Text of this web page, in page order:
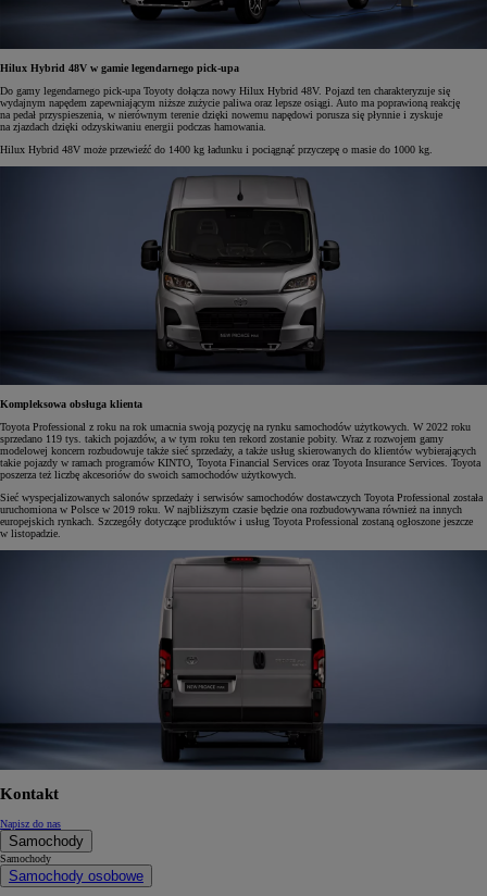
Hilux Hybrid 48V w gamie legendarnego pick-upa
Do gamy legendarnego pick-upa Toyoty dołącza nowy Hilux Hybrid 48V. Pojazd ten charakteryzuje się
wydajnym napędem zapewniającym niższe zużycie paliwa oraz lepsze osiągi. Auto ma poprawioną reakcję
na pedał przyspieszenia, w nierównym terenie dzięki nowemu napędowi porusza się płynnie i zyskuje
na zjazdach dzięki odzyskiwaniu energii podczas hamowania.
Hilux Hybrid 48V może przewieźć do 1400 kg ładunku i pociągnąć przyczepę o masie do 1000 kg.
Kompleksowa obsługa klienta
Toyota Professional z roku na rok umacnia swoją pozycję na rynku samochodów użytkowych. W 2022 roku
sprzedano 119 tys. takich pojazdów, a w tym roku ten rekord zostanie pobity. Wraz z rozwojem gamy
modelowej koncern rozbudowuje także sieć sprzedaży, a także usług skierowanych do klientów wybierających
takie pojazdy w ramach programów KINTO, Toyota Financial Services oraz Toyota Insurance Services. Toyota
poszerza też liczbę akcesoriów do swoich samochodów użytkowych.
Sieć wyspecjalizowanych salonów sprzedaży i serwisów samochodów dostawczych Toyota Professional została
uruchomiona w Polsce w 2019 roku. W najbliższym czasie będzie ona rozbudowywana również na innych
europejskich rynkach. Szczegóły dotyczące produktów i usług Toyota Professional zostaną ogłoszone jeszcze
w listopadzie.
Kontakt
Napisz do nas
Samochody
Samochody
Samochody osobowe